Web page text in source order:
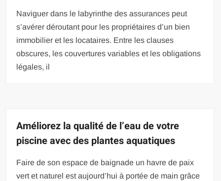
Naviguer dans le labyrinthe des assurances peut
s’avérer déroutant pour les propriétaires d’un bien
immobilier et les locataires. Entre les clauses
obscures, les couvertures variables et les obligations
légales, il
Améliorez la qualité de l’eau de votre
piscine avec des plantes aquatiques
Faire de son espace de baignade un havre de paix
vert et naturel est aujourd’hui à portée de main grâce